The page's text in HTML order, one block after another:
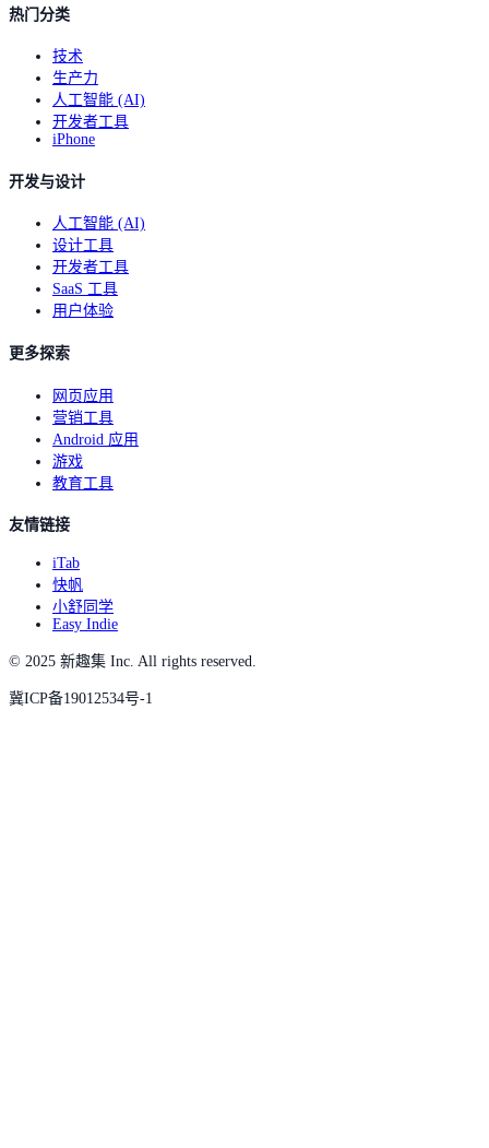
热门分类
技术
生产力
人工智能 (AI)
开发者工具
iPhone
开发与设计
人工智能 (AI)
设计工具
开发者工具
SaaS 工具
用户体验
更多探索
网页应用
营销工具
Android 应用
游戏
教育工具
友情链接
iTab
快帆
小舒同学
Easy Indie
© 2025 新趣集 Inc. All rights reserved.
冀ICP备19012534号-1